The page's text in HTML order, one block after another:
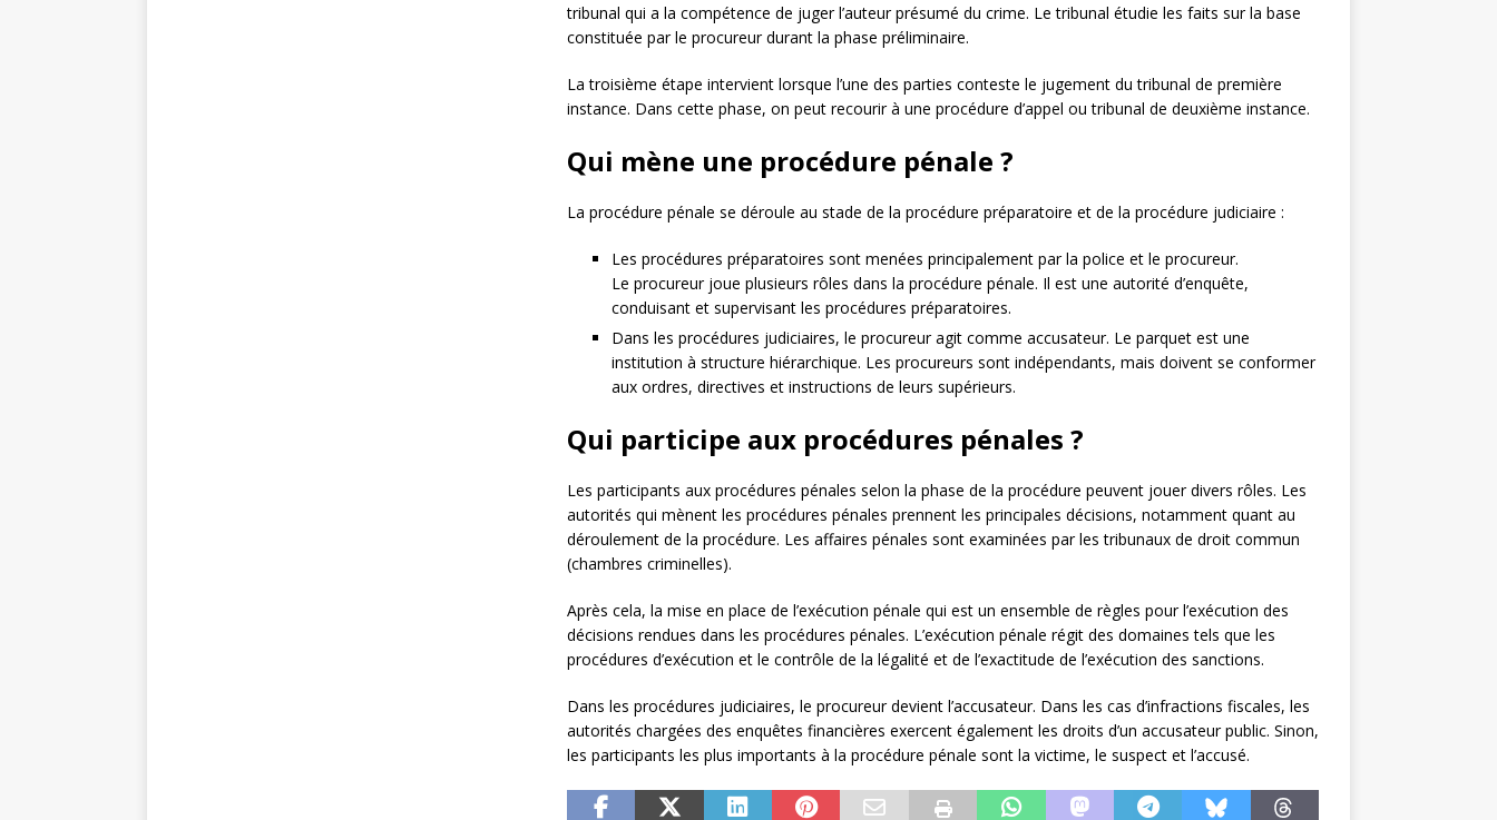
tribunal qui a la compétence de juger l’auteur présumé du crime. Le tribunal étudie les faits sur la base
constituée par le procureur durant la phase préliminaire.
La troisième étape intervient lorsque l’une des parties conteste le jugement du tribunal de première
instance. Dans cette phase, on peut recourir à une procédure d’appel ou tribunal de deuxième instance.
Qui mène une procédure pénale ?
La procédure pénale se déroule au stade de la procédure préparatoire et de la procédure judiciaire :
Les procédures préparatoires sont menées principalement par la police et le procureur.
Le procureur joue plusieurs rôles dans la procédure pénale. Il est une autorité d’enquête,
conduisant et supervisant les procédures préparatoires.
Dans les procédures judiciaires, le procureur agit comme accusateur. Le parquet est une
institution à structure hiérarchique. Les procureurs sont indépendants, mais doivent se conformer
aux ordres, directives et instructions de leurs supérieurs.
Qui participe aux procédures pénales ?
Les participants aux procédures pénales selon la phase de la procédure peuvent jouer divers rôles. Les
autorités qui mènent les procédures pénales prennent les principales décisions, notamment quant au
déroulement de la procédure. Les affaires pénales sont examinées par les tribunaux de droit commun
(chambres criminelles).
Après cela, la mise en place de l’exécution pénale qui est un ensemble de règles pour l’exécution des
décisions rendues dans les procédures pénales. L’exécution pénale régit des domaines tels que les
procédures d’exécution et le contrôle de la légalité et de l’exactitude de l’exécution des sanctions.
Dans les procédures judiciaires, le procureur devient l’accusateur. Dans les cas d’infractions fiscales, les
autorités chargées des enquêtes financières exercent également les droits d’un accusateur public. Sinon,
les participants les plus importants à la procédure pénale sont la victime, le suspect et l’accusé.